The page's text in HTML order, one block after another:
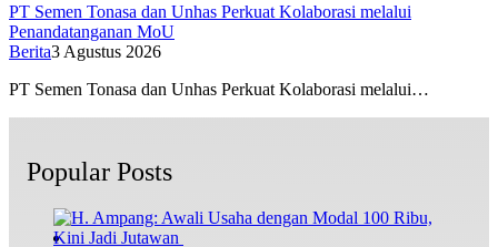
PT Semen Tonasa dan Unhas Perkuat Kolaborasi melalui
Penandatanganan MoU
Berita3 Agustus 2026
PT Semen Tonasa dan Unhas Perkuat Kolaborasi melalui…
Popular Posts